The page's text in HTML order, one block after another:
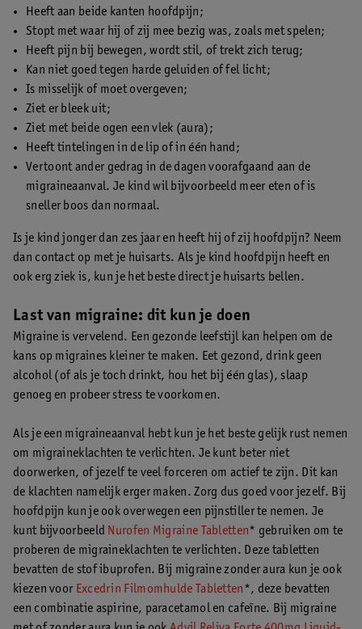
Heeft aan beide kanten hoofdpijn;
Stopt met waar hij of zij mee bezig was, zoals met spelen;
Heeft pijn bij bewegen, wordt stil, of trekt zich terug;
Kan niet goed tegen harde geluiden of fel licht;
Is misselijk of moet overgeven;
Ziet er bleek uit;
Ziet met beide ogen een vlek (aura);
Heeft tintelingen in de lip of in één hand;
Vertoont ander gedrag in de dagen voorafgaand aan de
migraineaanval. Je kind wil bijvoorbeeld meer eten of is
sneller boos dan normaal.
Is je kind jonger dan zes jaar en heeft hij of zij hoofdpijn? Neem
dan contact op met je huisarts. Als je kind hoofdpijn heeft en
ook erg ziek is, kun je het beste direct je huisarts bellen.
Last van migraine: dit kun je doen
Migraine is vervelend. Een gezonde leefstijl kan helpen om de
kans op migraines kleiner te maken. Eet gezond, drink geen
alcohol (of als je toch drinkt, hou het bij één glas), slaap
genoeg en probeer stress te voorkomen.
Als je een migraineaanval hebt kun je het beste gelijk rust nemen
om migraineklachten te verlichten. Je kunt beter niet
doorwerken, of jezelf te veel forceren om actief te zijn. Dit kan
de klachten namelijk erger maken. Zorg dus goed voor jezelf. Bij
hoofdpijn kun je ook overwegen een pijnstiller te nemen. Je
kunt bijvoorbeeld Nurofen Migraine Tabletten* gebruiken om te
proberen de migraineklachten te verlichten. Deze tabletten
bevatten de stof ibuprofen. Bij migraine zonder aura kun je ook
kiezen voor Excedrin Filmomhulde Tabletten*, deze bevatten
een combinatie aspirine, paracetamol en cafeïne. Bij migraine